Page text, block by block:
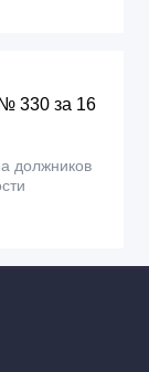
№ 330 за 16
должников